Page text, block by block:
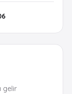
gelir